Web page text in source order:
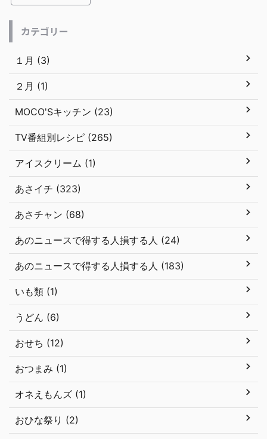
カテゴリー
１月 (3)
２月 (1)
MOCO'Sキッチン (23)
TV番組別レシピ (265)
アイスクリーム (1)
あさイチ (323)
あさチャン (68)
あのニュースで得する人損する人 (24)
あのニュースで得する人損する人 (183)
いも類 (1)
うどん (6)
おせち (12)
おつまみ (1)
オネえもんズ (1)
おひな祭り (2)